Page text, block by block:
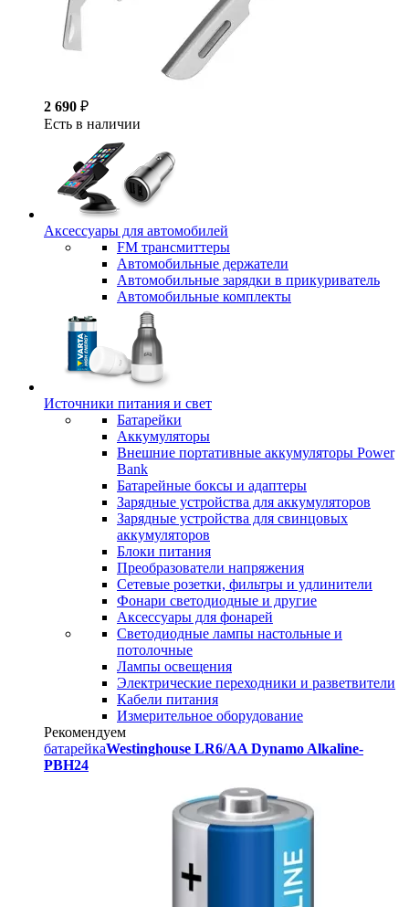
2 690 ₽
Есть в наличии
Аксессуары для автомобилей
FM трансмиттеры
Автомобильные держатели
Автомобильные зарядки в прикуриватель
Автомобильные комплекты
Источники питания и свет
Батарейки
Аккумуляторы
Внешние портативные аккумуляторы Power
Bank
Батарейные боксы и адаптеры
Зарядные устройства для аккумуляторов
Зарядные устройства для свинцовых
аккумуляторов
Блоки питания
Преобразователи напряжения
Сетевые розетки, фильтры и удлинители
Фонари светодиодные и другие
Аксессуары для фонарей
Светодиодные лампы настольные и
потолочные
Лампы освещения
Электрические переходники и разветвители
Кабели питания
Измерительное оборудование
Рекомендуем
батарейкаWestinghouse LR6/AA Dynamo Alkaline-
PBH24